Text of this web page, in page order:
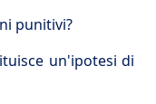
punitivi?
un'ipotesi di